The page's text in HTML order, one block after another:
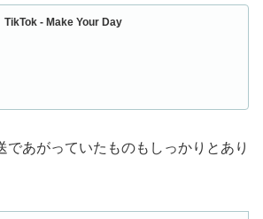
TikTok - Make Your Day
であがっていたものもしっかりとあり